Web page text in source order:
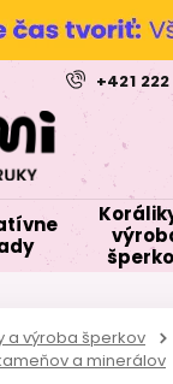
+421
a výroba šperkov
a minerálov